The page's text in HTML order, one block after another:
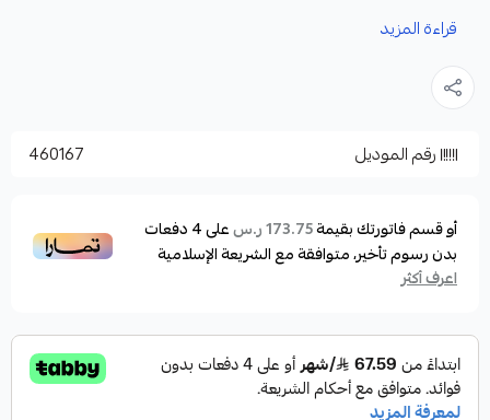
القايدات او الحلقات فوجي ياباني
ضربات جيدة
الموصفات:
الموديل : S-542MH
وزن اللور : 150- 300 جرام / ماكس 350جرام
الاكشن : فاست جيقينق
الخيط : P.E4.0-6.0
قراءة المزيد
رقم الموديل 460167
أو قسم فاتورتك بقيمة173.75 ر.س على4دفعات
بدون رسوم تأخير، متوافقة مع الشريعة الإسلامية
اعرف أكثر